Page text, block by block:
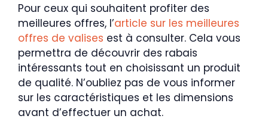
Pour ceux qui souhaitent profiter des
meilleures offres, l’article sur les meilleures
offres de valises est à consulter. Cela vous
permettra de découvrir des rabais
intéressants tout en choisissant un produit
de qualité. N’oubliez pas de vous informer
sur les caractéristiques et les dimensions
avant d’effectuer un achat.